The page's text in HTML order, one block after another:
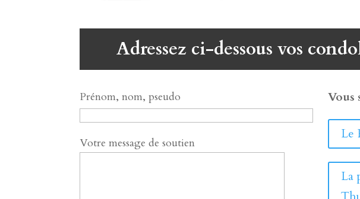
Adressez ci-dessous vos
Prénom, nom, pseudo
Votre message de soutien
Vous
Le
La